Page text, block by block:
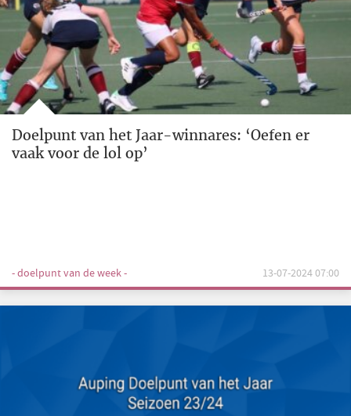
Doelpunt van het Jaar-winnares: ‘Oefen er
vaak voor de lol op’
- doelpunt van de week - 13-07-2024 07:00